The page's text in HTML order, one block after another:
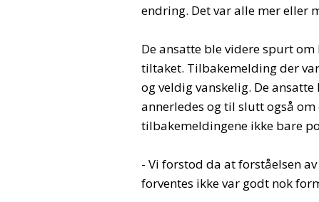
endring. Det var alle mer eller
De ansatte ble videre spurt
tiltaket. Tilbakemelding der
og veldig vanskelig. De
annerledes og til slutt også
tilbakemeldingene ikke bare
- Vi forstod da at forståelsen
forventes ikke var godt nok